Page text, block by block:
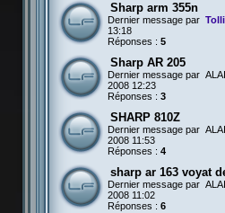
Sharp arm 355n
Dernier message par Tolli
13:18
Réponses : 5
Sharp AR 205
Dernier message par
2008 12:23
Réponses : 3
SHARP 810Z
Dernier message par
2008 11:53
Réponses : 4
sharp ar 163 voyat
Dernier message par
2008 11:02
Réponses : 6